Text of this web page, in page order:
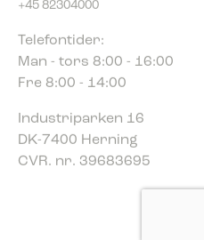
Man - tors 8:00 - 16:00
Fre 8:00 - 14:00
DK-7400 Herning
CVR. nr. 39683695